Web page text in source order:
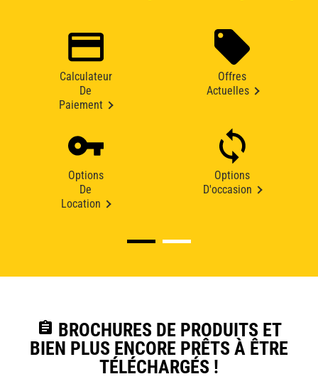
Calculateur
De
Paiement
Offres
Actuelles
Options
De
Location
Options
D'occasion
assignment BROCHURES DE PRODUITS ET
BIEN PLUS ENCORE PRÊTS À ÊTRE
TÉLÉCHARGÉS !